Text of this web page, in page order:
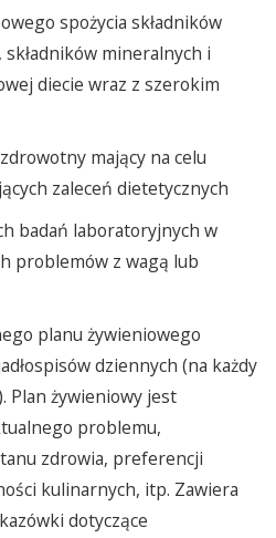
spożycia składników
mineralnych i
diecie wraz z szerokim
mający na celu
zaleceń dietetycznych
badań laboratoryjnych w
problemów z wagą lub
planu żywieniowego
dziennych (na każdy
Plan żywieniowy jest
problemu,
zdrowia, preferencji
kulinarnych, itp. Zawiera
dotyczące